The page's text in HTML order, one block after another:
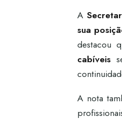
A
sua
destacou
cabíveis
A nota